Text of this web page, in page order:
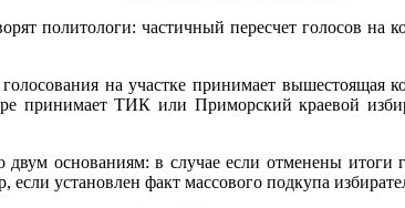
политологи: частичный пересчет голосов
на участке принимает
ТИК или Приморский краевой
основаниям: в случае если отменены итоги
установлен факт массового подкупа